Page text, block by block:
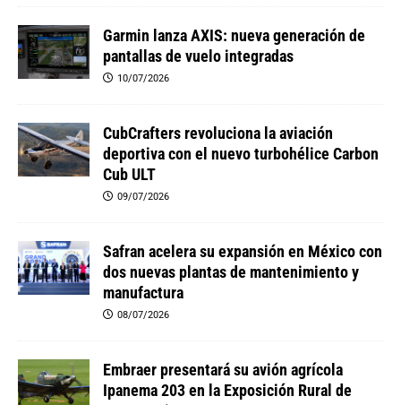
Garmin lanza AXIS: nueva generación de
pantallas de vuelo integradas
10/07/2026
CubCrafters revoluciona la aviación
deportiva con el nuevo turbohélice Carbon
Cub ULT
09/07/2026
Safran acelera su expansión en México con
dos nuevas plantas de mantenimiento y
manufactura
08/07/2026
Embraer presentará su avión agrícola
Ipanema 203 en la Exposición Rural de